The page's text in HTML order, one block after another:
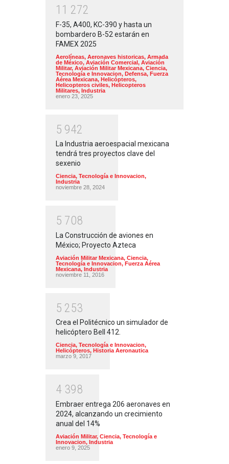
1 1 272
F-35, A400, KC-390 y hasta un
bombardero B-52 estarán en
FAMEX 2025
Aerolíneas, Aeronaves historicas, Armada
de México, Aviación Comercial, Aviación
Militar, Aviación Militar Mexicana, Ciencia,
Tecnología e Innovacion, Defensa, Fuerza
Aérea Mexicana, Helicópteros,
Helicopteros civiles, Helicopteros
Militares, Industria
enero 23, 2025
5 942
La Industria aeroespacial mexicana
tendrá tres proyectos clave del
sexenio
Ciencia, Tecnología e Innovacion,
Industria
noviembre 28, 2024
5 708
La Construcción de aviones en
México; Proyecto Azteca
Aviación Militar Mexicana, Ciencia,
Tecnología e Innovacion, Fuerza Aérea
Mexicana, Industria
noviembre 11, 2016
5 253
Crea el Politécnico un simulador de
helicóptero Bell 412.
Ciencia, Tecnología e Innovacion,
Helicópteros, Historia Aeronautica
marzo 9, 2017
4 398
Embraer entrega 206 aeronaves en
2024, alcanzando un crecimiento
anual del 14%
Aviación Militar, Ciencia, Tecnología e
Innovacion, Industria
enero 9, 2025